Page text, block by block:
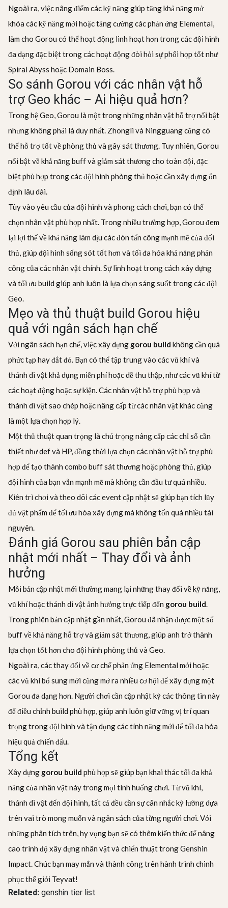
Ngoài ra, việc nâng điểm các kỹ năng giúp tăng khả năng mở
khóa các kỹ năng mới hoặc tăng cường các phản ứng Elemental,
làm cho Gorou có thể hoạt động linh hoạt hơn trong các đội hình
đa dạng đặc biệt trong các hoạt động đòi hỏi sự phối hợp tốt như
Spiral Abyss hoặc Domain Boss.
So sánh Gorou với các nhân vật hỗ
trợ Geo khác – Ai hiệu quả hơn?
Trong hệ Geo, Gorou là một trong những nhân vật hỗ trợ nổi bật
nhưng không phải là duy nhất. Zhongli và Ningguang cũng có
thể hỗ trợ tốt về phòng thủ và gây sát thương. Tuy nhiên, Gorou
nổi bật về khả năng buff và giảm sát thương cho toàn đội, đặc
biệt phù hợp trong các đội hình phòng thủ hoặc cần xây dựng ổn
định lâu dài.
Tùy vào yêu cầu của đội hình và phong cách chơi, bạn có thể
chọn nhân vật phù hợp nhất. Trong nhiều trường hợp, Gorou đem
lại lợi thế về khả năng làm dịu các đòn tấn công mạnh mẽ của đối
thủ, giúp đội hình sống sót tốt hơn và tối đa hóa khả năng phản
công của các nhân vật chính. Sự linh hoạt trong cách xây dựng
và tối ưu build giúp anh luôn là lựa chọn sáng suốt trong các đội
Geo.
Mẹo và thủ thuật build Gorou hiệu
quả với ngân sách hạn chế
Với ngân sách hạn chế, việc xây dựng gorou build không cần quá
phức tạp hay đắt đỏ. Bạn có thể tập trung vào các vũ khí và
thánh di vật khả dụng miễn phí hoặc dễ thu thập, như các vũ khí từ
các hoạt động hoặc sự kiện. Các nhân vật hỗ trợ phù hợp và
thánh di vật sao chép hoặc nâng cấp từ các nhân vật khác cũng
là một lựa chọn hợp lý.
Một thủ thuật quan trọng là chú trọng nâng cấp các chỉ số cần
thiết như def và HP, đồng thời lựa chọn các nhân vật hỗ trợ phù
hợp để tạo thành combo buff sát thương hoặc phòng thủ, giúp
đội hình của bạn vẫn mạnh mẽ mà không cần đầu tư quá nhiều.
Kiên trì chơi và theo dõi các event cập nhật sẽ giúp bạn tích lũy
đủ vật phẩm để tối ưu hóa xây dựng mà không tốn quá nhiều tài
nguyên.
Đánh giá Gorou sau phiên bản cập
nhật mới nhất – Thay đổi và ảnh
hưởng
Mỗi bản cập nhật mới thường mang lại những thay đổi về kỹ năng,
vũ khí hoặc thánh di vật ảnh hưởng trực tiếp đến gorou build.
Trong phiên bản cập nhật gần nhất, Gorou đã nhận được một số
buff về khả năng hỗ trợ và giảm sát thương, giúp anh trở thành
lựa chọn tốt hơn cho đội hình phòng thủ và Geo.
Ngoài ra, các thay đổi về cơ chế phản ứng Elemental mới hoặc
các vũ khí bổ sung mới cũng mở ra nhiều cơ hội để xây dựng một
Gorou đa dạng hơn. Người chơi cần cập nhật kỹ các thông tin này
để điều chỉnh build phù hợp, giúp anh luôn giữ vững vị trí quan
trọng trong đội hình và tận dụng các tính năng mới để tối đa hóa
hiệu quả chiến đấu.
Tổng kết
Xây dựng gorou build phù hợp sẽ giúp bạn khai thác tối đa khả
năng của nhân vật này trong mọi tình huống chơi. Từ vũ khí,
thánh di vật đến đội hình, tất cả đều cần sự cân nhắc kỹ lưỡng dựa
trên vai trò mong muốn và ngân sách của từng người chơi. Với
những phân tích trên, hy vọng bạn sẽ có thêm kiến thức để nâng
cao trình độ xây dựng nhân vật và chiến thuật trong Genshin
Impact. Chúc bạn may mắn và thành công trên hành trình chinh
phục thế giới Teyvat!
Related: genshin tier list